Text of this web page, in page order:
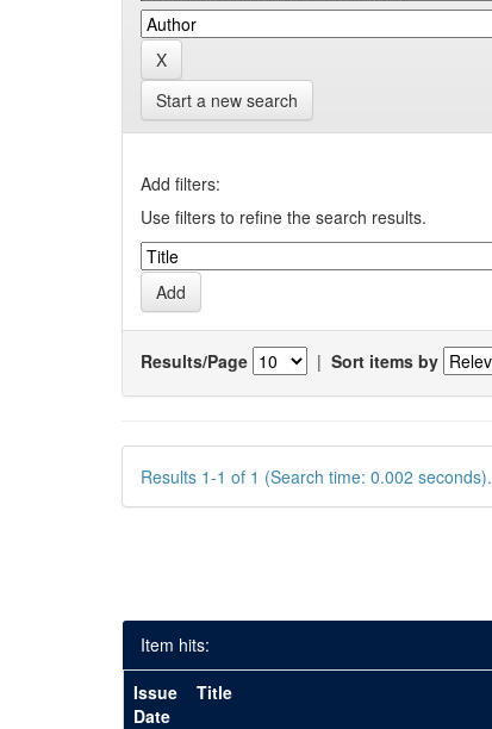
Start a new search
Add filters:
Use filters to refine the search results.
Results/Page | Sort items by
Results 1-1 of 1 (Search time: 0.002 seconds).
Item hits:
Issue
Date
Title